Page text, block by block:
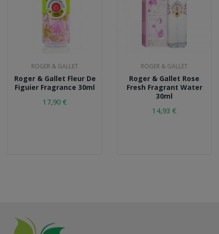
ROGER & GALLET
Roger & Gallet Fleur De
Figuier Fragrance 30ml
17,90 €
ROGER & GALLET
Roger & Gallet Rose
Fresh Fragrant Water
30ml
14,93 €